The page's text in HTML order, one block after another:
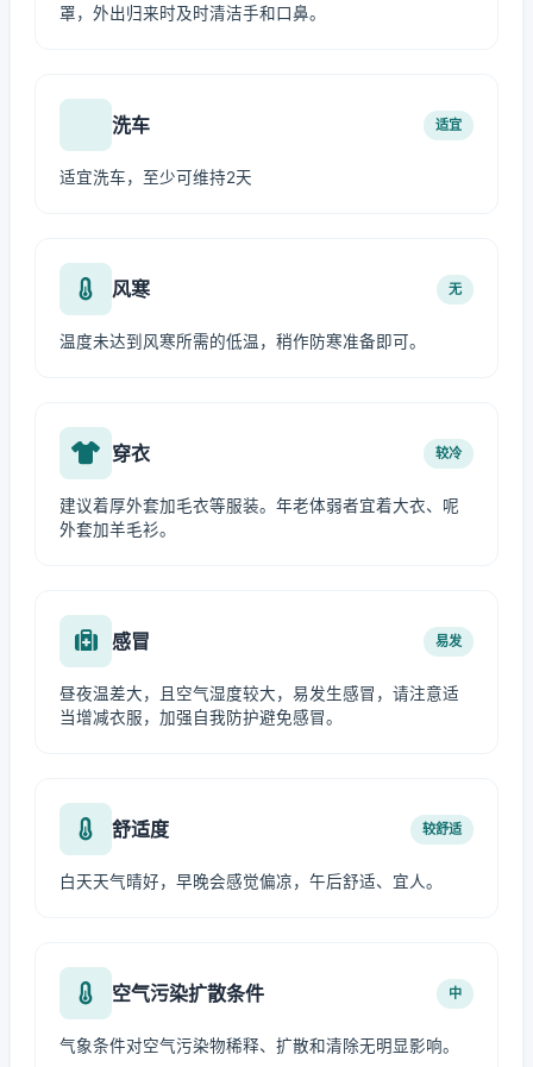
罩，外出归来时及时清洁手和口鼻。
洗车 适宜
适宜洗车，至少可维持2天
风寒 无
温度未达到风寒所需的低温，稍作防寒准备即可。
穿衣 较冷
建议着厚外套加毛衣等服装。年老体弱者宜着大衣、呢
外套加羊毛衫。
感冒 易发
昼夜温差大，且空气湿度较大，易发生感冒，请注意适
当增减衣服，加强自我防护避免感冒。
舒适度 较舒适
白天天气晴好，早晚会感觉偏凉，午后舒适、宜人。
空气污染扩散条件 中
气象条件对空气污染物稀释、扩散和清除无明显影响。